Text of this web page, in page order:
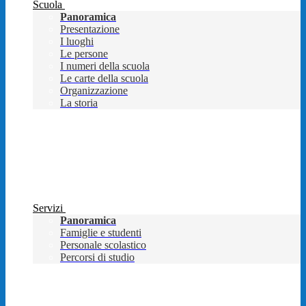
Scuola
Panoramica
Presentazione
I luoghi
Le persone
I numeri della scuola
Le carte della scuola
Organizzazione
La storia
Servizi
Panoramica
Famiglie e studenti
Personale scolastico
Percorsi di studio